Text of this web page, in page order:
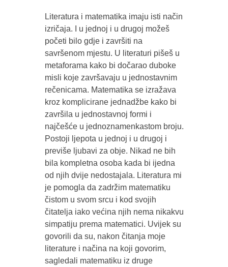
Literatura i matematika imaju isti način
izričaja. I u jednoj i u drugoj možeš
početi bilo gdje i završiti na
savršenom mjestu. U literaturi pišeš u
metaforama kako bi dočarao duboke
misli koje završavaju u jednostavnim
rečenicama. Matematika se izražava
kroz komplicirane jednadžbe kako bi
završila u jednostavnoj formi i
najčešće u jednoznamenkastom broju.
Postoji ljepota u jednoj i u drugoj i
previše ljubavi za obje. Nikad ne bih
bila kompletna osoba kada bi ijedna
od njih dvije nedostajala. Literatura mi
je pomogla da zadržim matematiku
čistom u svom srcu i kod svojih
čitatelja iako većina njih nema nikakvu
simpatiju prema matematici. Uvijek su
govorili da su, nakon čitanja moje
literature i načina na koji govorim,
sagledali matematiku iz druge